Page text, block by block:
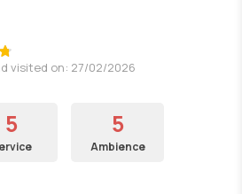
visited on: 27/02/2026
5 5
Ambience